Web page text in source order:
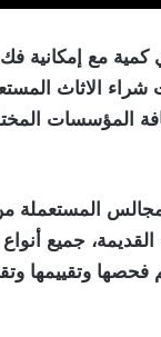
كمية مع إمكانية
الاثاث
المؤسسات
المستعملة
جميع
وتقييمها